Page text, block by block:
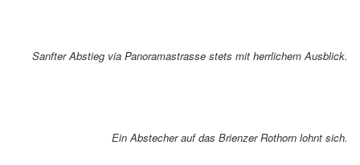
Sanfter Abstieg via Panoramastrasse stets mit herrlichem Ausblick.
Ein Abstecher auf das Brienzer Rothorn lohnt sich.